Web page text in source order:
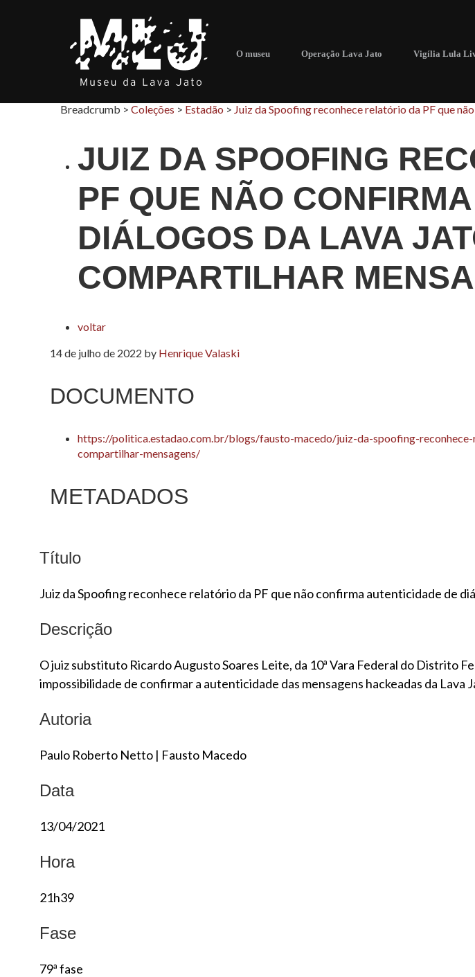
O museu Operação Lava Jato Vigília Lula
Breadcrumb > Coleções > Estadão > Juiz da Spoofing reconhece relatório da PF que
JUIZ DA SPOOFING
PF QUE NÃO
DIÁLOGOS DA LAVA
COMPARTILHAR
voltar
14 de julho de 2022 by Henrique Valaski
DOCUMENTO
https://politica.estadao.com.br/blogs/fausto-macedo/juiz-da-spoofing-
compartilhar-mensagens/
METADADOS
Título
Juiz da Spoofing reconhece relatório da PF que não confirma autenticidade de
Descrição
O juiz substituto Ricardo Augusto Soares Leite, da 10ª Vara Federal do Distrito
impossibilidade de confirmar a autenticidade das mensagens hackeadas da
Autoria
Paulo Roberto Netto | Fausto Macedo
Data
13/04/2021
Hora
21h39
Fase
79ª fase